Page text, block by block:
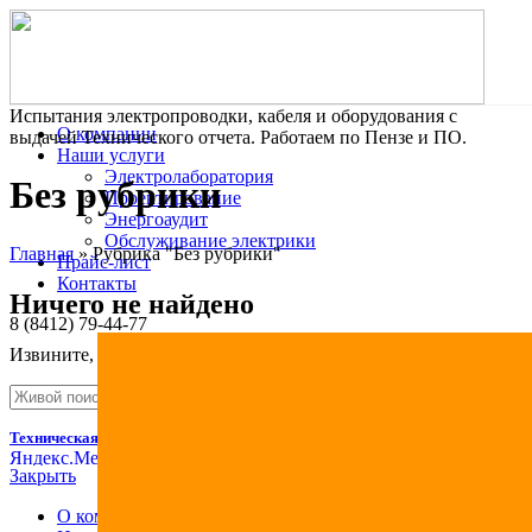
О компании
Наши услуги
Электролаборатория
Проектирование
Энергоаудит
Обслуживание электрики
Прайс-лист
Контакты
8 (8412) 79-44-77
Испытания электропроводки, кабеля и оборудования с
выдачей Технического отчета. Работаем по Пензе и ПО.
Без рубрики
Главная »Рубрика "Без рубрики"
Ничего не найдено
Извините, но результаты не были найдены. Возможно, поиск
Техническая компания "ОСТЭИР"
Закрыть
О компании